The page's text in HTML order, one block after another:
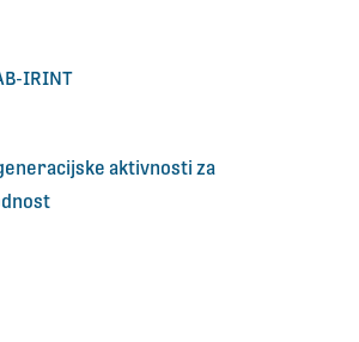
IRINT
aktivnosti za